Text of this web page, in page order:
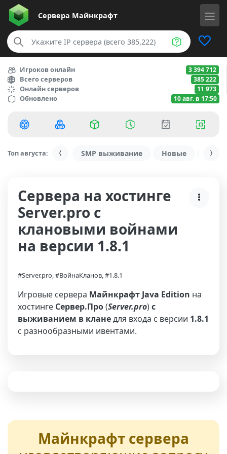
Сервера Майнкрафт
Игроков онлайн 3 394 712
Всего серверов 385 222
Онлайн серверов 11 973
Обновлено 10 авг. в 17:50
Топ августа: SMP выживание Новые С
Сервера на хостинге
Server.pro с
клановыми войнами
на версии 1.8.1
#Server.pro, #ВойнаКланов, #1.8.1
Игровые сервера Майнкрафт Java Edition на
хостинге Сервер.Про(Server.pro)с
выживанием в кланедля входа с версии 1.8.1
с разнообразными ивентами.
Майнкрафт сервера